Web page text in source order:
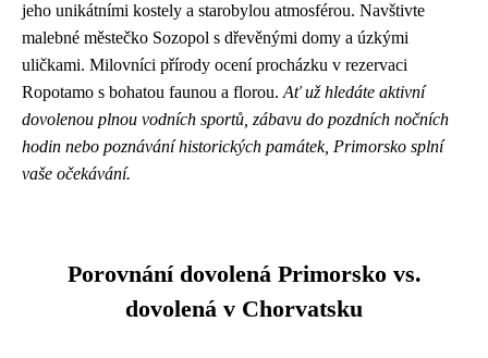
jeho unikátními kostely a starobylou atmosférou. Navštivte
malebné městečko Sozopol s dřevěnými domy a úzkými
uličkami. Milovníci přírody ocení procházku v rezervaci
Ropotamo s bohatou faunou a florou. Ať už hledáte aktivní
dovolenou plnou vodních sportů, zábavu do pozdních nočních
hodin nebo poznávání historických památek, Primorsko splní
vaše očekávání.
Porovnání dovolená Primorsko vs.
dovolená v Chorvatsku